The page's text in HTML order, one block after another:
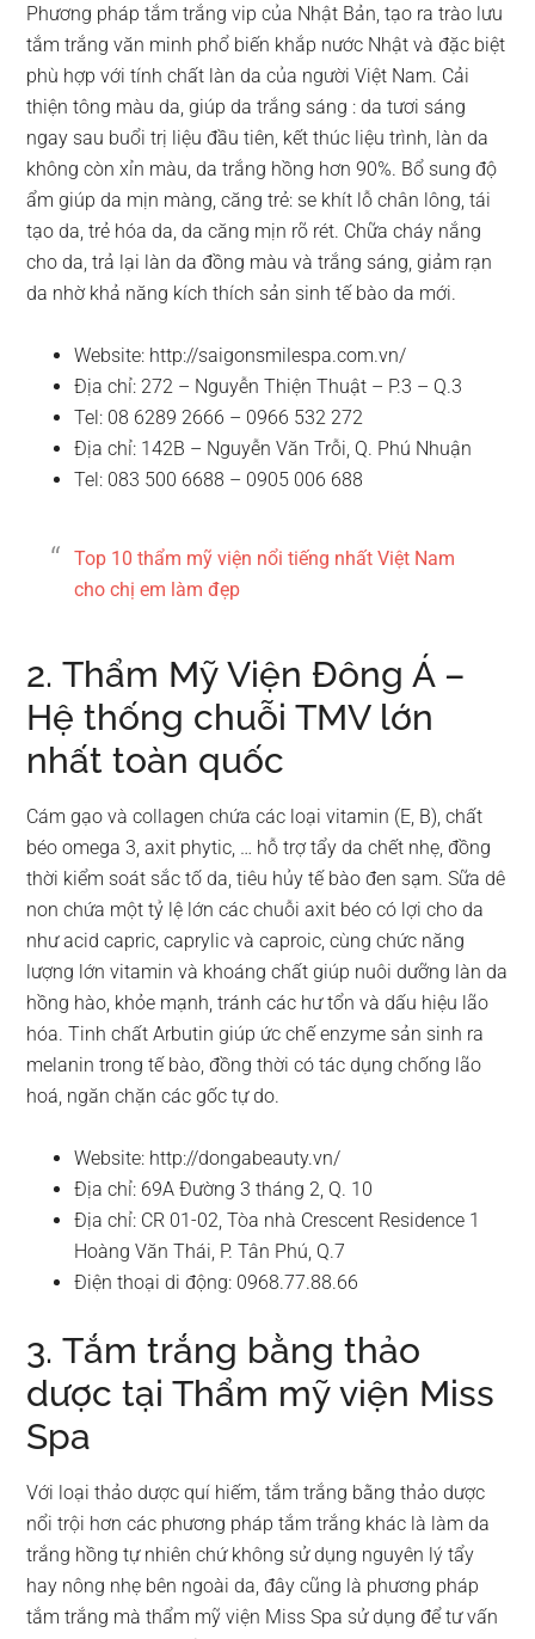
Phương pháp tắm trắng vip của Nhật Bản, tạo ra trào lưu
tắm trắng văn minh phổ biến khắp nước Nhật và đặc biệt
phù hợp với tính chất làn da của người Việt Nam. Cải
thiện tông màu da, giúp da trắng sáng : da tươi sáng
ngay sau buổi trị liệu đầu tiên, kết thúc liệu trình, làn da
không còn xỉn màu, da trắng hồng hơn 90%. Bổ sung độ
ẩm giúp da mịn màng, căng trẻ: se khít lỗ chân lông, tái
tạo da, trẻ hóa da, da căng mịn rõ rét. Chữa cháy nắng
cho da, trả lại làn da đồng màu và trắng sáng, giảm rạn
da nhờ khả năng kích thích sản sinh tế bào da mới.
Website: http://saigonsmilespa.com.vn/
Địa chỉ: 272 – Nguyễn Thiện Thuật – P.3 – Q.3
Tel: 08 6289 2666 – 0966 532 272
Địa chỉ: 142B – Nguyễn Văn Trỗi, Q. Phú Nhuận
Tel: 083 500 6688 – 0905 006 688
Top 10 thẩm mỹ viện nổi tiếng nhất Việt Nam
cho chị em làm đẹp
2. Thẩm Mỹ Viện Đông Á –
Hệ thống chuỗi TMV lớn
nhất toàn quốc
Cám gạo và collagen chứa các loại vitamin (E, B), chất
béo omega 3, axit phytic, … hỗ trợ tẩy da chết nhẹ, đồng
thời kiểm soát sắc tố da, tiêu hủy tế bào đen sạm. Sữa dê
non chứa một tỷ lệ lớn các chuỗi axit béo có lợi cho da
như acid capric, caprylic và caproic, cùng chức năng
lượng lớn vitamin và khoáng chất giúp nuôi dưỡng làn da
hồng hào, khỏe mạnh, tránh các hư tổn và dấu hiệu lão
hóa. Tinh chất Arbutin giúp ức chế enzyme sản sinh ra
melanin trong tế bào, đồng thời có tác dụng chống lão
hoá, ngăn chặn các gốc tự do.
Website: http://dongabeauty.vn/
Địa chỉ: 69A Đường 3 tháng 2, Q. 10
Địa chỉ: CR 01-02, Tòa nhà Crescent Residence 1
Hoàng Văn Thái, P. Tân Phú, Q.7
Điện thoại di động: 0968.77.88.66
3. Tắm trắng bằng thảo
dược tại Thẩm mỹ viện Miss
Spa
Với loại thảo dược quí hiếm, tắm trắng bằng thảo dược
nổi trội hơn các phương pháp tắm trắng khác là làm da
trắng hồng tự nhiên chứ không sử dụng nguyên lý tẩy
hay nông nhẹ bên ngoài da, đây cũng là phương pháp
tắm trắng mà thẩm mỹ viện Miss Spa sử dụng để tư vấn